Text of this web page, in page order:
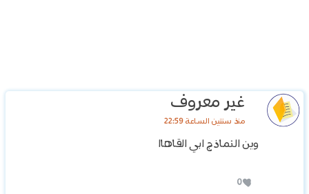
غير معروف
منذ سنتين الساعة 22:59
وين النماذج ابي القاهاا
0